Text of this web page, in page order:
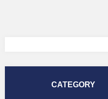
CATEGORY